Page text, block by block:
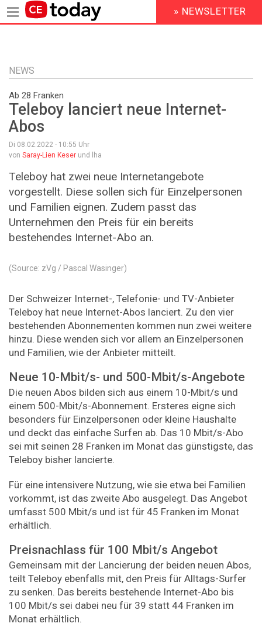
Inhalt
HEADER
MENU
» NEWSLETTER
NEWS
Ab 28 Franken
Teleboy lanciert neue Internet-
Abos
Di 08.02.2022 - 10:55 Uhr
von Saray-Lien Keser und lha
Teleboy hat zwei neue Internetangebote
vorgestellt. Diese sollen sich für Einzelpersonen
und Familien eignen. Zudem passt das
Unternehmen den Preis für ein bereits
bestehendes Internet-Abo an.
(Source: zVg / Pascal Wasinger)
Der Schweizer Internet-, Telefonie- und TV-Anbieter
Teleboy hat neue Internet-Abos lanciert. Zu den vier
bestehenden Abonnementen kommen nun zwei weitere
hinzu. Diese wenden sich vor allem an Einzelpersonen
und Familien, wie der Anbieter mitteilt.
Neue 10-Mbit/s- und 500-Mbit/s-Angebote
Die neuen Abos bilden sich aus einem 10-Mbit/s und
einem 500-Mbit/s-Abonnement. Ersteres eigne sich
besonders für Einzelpersonen oder kleine Haushalte
und deckt das einfache Surfen ab. Das 10 Mbit/s-Abo
sei mit seinen 28 Franken im Monat das günstigste, das
Teleboy bisher lancierte.
Für eine intensivere Nutzung, wie sie etwa bei Familien
vorkommt, ist das zweite Abo ausgelegt. Das Angebot
umfasst 500 Mbit/s und ist für 45 Franken im Monat
erhältlich.
Preisnachlass für 100 Mbit/s Angebot
Gemeinsam mit der Lancierung der beiden neuen Abos,
teilt Teleboy ebenfalls mit, den Preis für Alltags-Surfer
zu senken. Das bereits bestehende Internet-Abo bis
100 Mbit/s sei dabei neu für 39 statt 44 Franken im
Monat erhältlich.